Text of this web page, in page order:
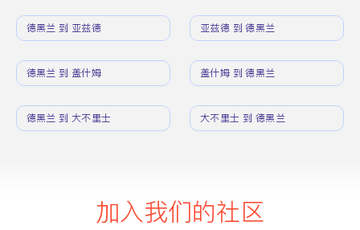
德黑兰 到 亚兹德 亚兹德 到 德黑兰
德黑兰 到 盖什姆 盖什姆 到 德黑兰
德黑兰 到 大不里士 大不里士 到 德黑兰
加入我们的社区